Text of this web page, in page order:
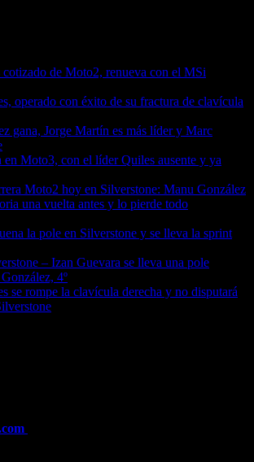
cotizado de Moto2, renueva con el MSi
operado con éxito de su fractura de clavícula
gana, Jorge Martín es más líder y Marc
en Moto3, con el líder Quiles ausente y ya
Moto2 hoy en Silverstone: Manu González
una vuelta antes y lo pierde todo
la pole en Silverstone y se lleva la sprint
– Izan Guevara se lleva una pole
4º
se rompe la clavícula derecha y no disputará